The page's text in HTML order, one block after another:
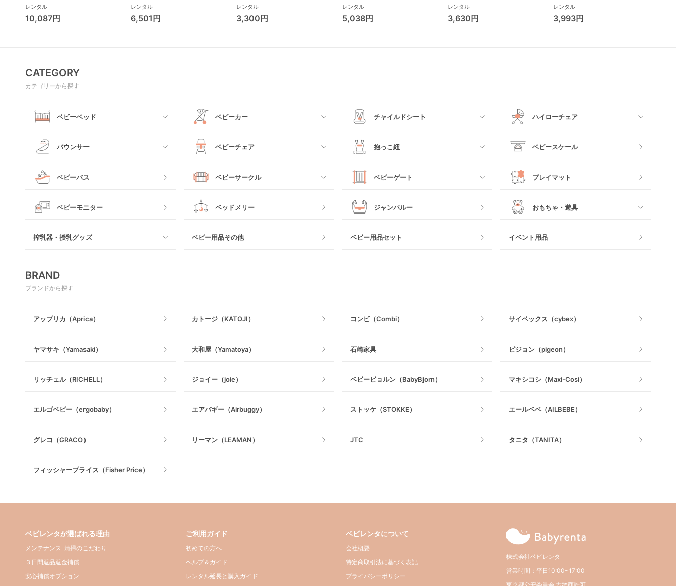
(Aprica) A型ベビーカー アッ
プリカ(Aprica)
レンタル
10,087円
レンタル
6,501円
エバー ベストフレンド ジャン
パー ジャンパルー キッズツー
(Kids2)
レンタル
3,300円
レンタル
5,038円
の他 ポレッド(Poled)
レンタル
3,630円
の他 ポレッド(Poled)
レンタル
3,993円
CATEGORY
カテゴリーから探す
ベビーベッド
すべて
クーファン
ベビーベッドその他
ベビーカー
すべて
ベビーカーその他
チャイルドシート
すべて
ジュニアシート
チャイルドシートその他
ハイローチェア
すべて
バウンサー
すべて
ベビーチェア
すべて
抱っこ紐
すべて
ベビースケール
ベビーバス ベビーサークル
すべて
ベビーゲート
すべて
プレイマット
ベビーモニター ベッドメリー ジャンパルー おもちゃ・遊具
室内遊具
搾乳器・授乳グッズ
電動搾乳器
ベビー用品その他 ベビー用品セット イベント用品
BRAND
ブランドから探す
アップリカ（Aprica） カトージ（KATOJI） コンビ（Combi） サイベックス（cybex）
ヤマサキ（Yamasaki） 大和屋（Yamatoya） 石崎家具 ピジョン（pigeon）
リッチェル（RICHELL） ジョイー（joie） ベビービョルン（BabyBjorn） マキシコシ（Maxi-Cosi）
エルゴベビー（ergobaby） エアバギー（Airbuggy） ストッケ（STOKKE） エールベベ（AILBEBE）
グレコ（GRACO） リーマン（LEAMAN） JTC タニタ（TANITA）
フィッシャープライス（Fisher Price）
ベビレンタが選ばれる理由
メンテナンス･清掃のこだわり
３日間返品返金補償
安心補償オプション
ご利用ガイド
初めての方へ
ヘルプ＆ガイド
レンタル延長と購入ガイド
ベビレンタについて
会社概要
特定商取引法に基づく表記
プライバシーポリシー
株式会社ベビレンタ
営業時間：平日10:00~17:00